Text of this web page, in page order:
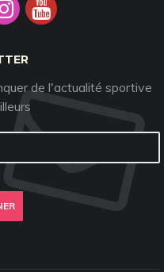
de l'actualité sportive